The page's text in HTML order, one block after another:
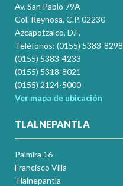
Av. San Pablo 79A
Col. Reynosa, C.P. 02230
Azcapotzalco, D.F.
Teléfonos: (0155) 5383-8298
(0155) 5383-4233
(0155) 5318-8021
(0155) 2124-5000
Ver mapa de ubicación
TLALNEPANTLA
Palmira 16
Francisco Villa
Tlalnepantla